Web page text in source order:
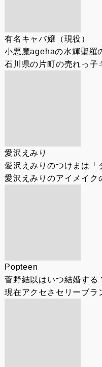
有名キャバ嬢（現役）
小悪魔agehaの水輝聖羅
石川県の片町の売れっ子
愛沢えみり
愛沢えみりのつけまは「
愛沢えみりのアイメイク
Popteen
菅野結以はいつ結婚する
現在アクセさセリーブラ